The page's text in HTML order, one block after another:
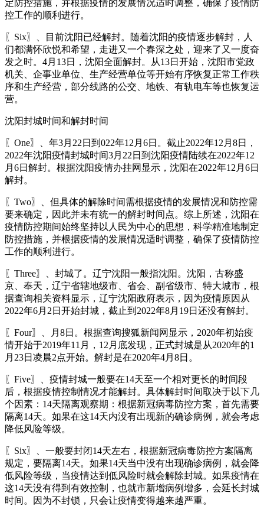
定防控措施，并根据疫情的发展情况适时调整，确保了疫情防
控工作的顺利进行。
〖Six〗、目前沈阳已经解封。随着沈阳的疫情逐步解封，人
们都满怀欣悦和希望，走进又一个春深之处，迎来了又一度奋
发之时。4月13日，沈阳全面解封。从13日开始，沈阳市党政
机关、企事业单位、生产经营单位等开始有序恢复正常工作秩
序和生产经营，部分线路的公交、地铁、有轨电车等也恢复运
营。
沈阳封城时间和解封时间
〖One〗、年3月22日到022年12月6日。截止2022年12月8日，
2022年沈阳疫情封城时间3月22日到沈阳疫情陆续在2022年12
月6日解封。根据沈阳疫情办挂网显示，沈阳在2022年12月6日
解封。
〖Two〗、但具体的解除时间需根据疫情的发展情况和防控需
要来确定，因此并未有统一的解封时间点。综上所述，沈阳在
疫情防控期间始终坚持以人民为中心的思想，科学精准地制定
防控措施，并根据疫情的发展情况适时调整，确保了疫情防控
工作的顺利进行。
〖Three〗、封城了。辽宁沈阳一般指沈阳。沈阳，古称盛
京、奉天，辽宁省辖地级市、省会、副省级市、特大城市，根
据查询相关资料显示，辽宁沈阳政府表示，因为疫情原因从
2022年6月2日开始封城，截止到2022年8月19日还没有解封。
〖Four〗、月8日。根据查询搜狐新闻网显示，2020年初始疫
情开始于2019年11月，12月底发现，正式封城是从2020年的1
月23日凌晨2点开始。解封是在2020年4月8日。
〖Five〗、疫情封城一般要在14天至一个相对更长的时间段
后，根据疫情控制情况才能解封。具体解封时间取决于以下几
个因素：14天隔离观察期：根据新冠病毒防控方案，首先需要
隔离14天。如果在这14天内没有出现新的确诊病例，就会考虑
降低风险等级。
〖Six〗、一般要封闭14天左右，根据新冠病毒防控方案隔离
规定，要隔离14天。如果14天当中没有出现确诊病例，就会降
低风险等级，当疫情达到低风险时就会解除封城。如果疫情在
这14天没有得到有效控制，也就市新增病例增多，会延长封城
时间。因为不封锁，只会让疫情变得越来越严重。